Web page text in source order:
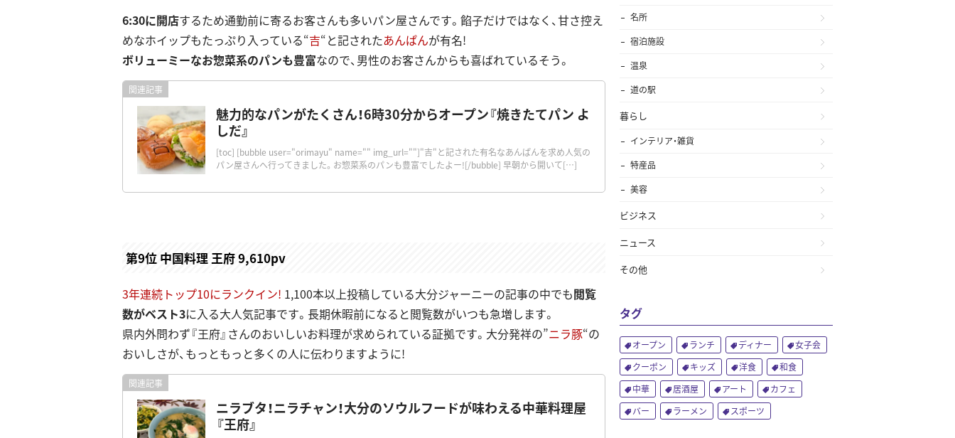
6:30に開店するため通勤前に寄るお客さんも多いパン屋さんです。餡子だけではなく、甘さ控え
めなホイップもたっぷり入っている“吉“と記されたあんぱんが有名!
ボリューミーなお惣菜系のパンも豊富なので、男性のお客さんからも喜ばれているそう。
魅力的なパンがたくさん！6時30分からオープン『焼きたてパン よ
しだ』
[toc] [bubble user="orimayu" name="" img_url=""]"吉"と記された有名なあんぱんを求め人気の
パン屋さんへ行ってきました。お惣菜系のパンも豊富でしたよー![/bubble] 早朝から開いて[…]
第9位 中国料理 王府 9,610pv
3年連続トップ10にランクイン! 1,100本以上投稿している大分ジャーニーの記事の中でも閲覧
数がベスト3に入る大人気記事です。長期休暇前になると閲覧数がいつも急増します。
県内外問わず『王府』さんのおいしいお料理が求められている証拠です。大分発祥の”ニラ豚“の
おいしさが、もっともっと多くの人に伝わりますように!
ニラブタ！ニラチャン！大分のソウルフードが味わえる中華料理屋
『王府』
名所
宿泊施設
温泉
道の駅
暮らし
インテリア・雑貨
特産品
美容
ビジネス
ニュース
その他
タグ
オープン ランチ ディナー
女子会
クーポン
キッズ 洋食
和食
中華
居酒屋 アート
カフェ
バー
ラーメン スポーツ